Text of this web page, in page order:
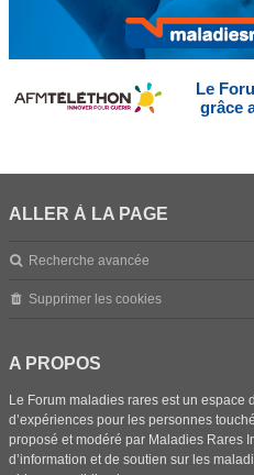
Le
grâce
ALLER À LA PAGE
Recherche avancée
Supprimer les cookies
A PROPOS
Le Forum maladies rares est un espace
d’expériences pour les personnes
proposé et modéré par Maladies Rares
d’information et de soutien sur les